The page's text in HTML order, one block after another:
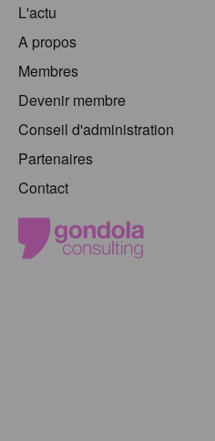
L'actu
A propos
Membres
Devenir membre
Conseil d'administration
Partenaires
Contact